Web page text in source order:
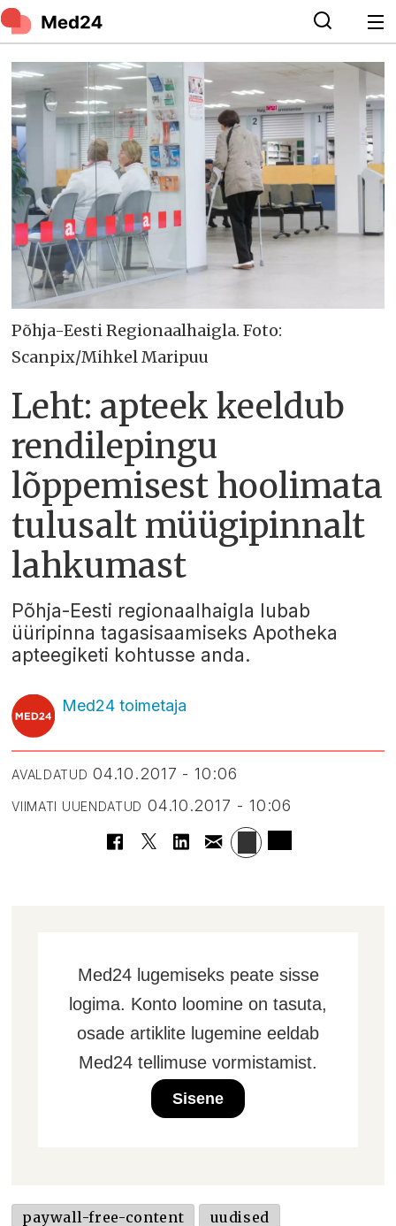
Põhja-Eesti Regionaalhaigla. Foto:
Scanpix/Mihkel Maripuu
Leht: apteek keeldub
rendilepingu
lõppemisest hoolimata
tulusalt müügipinnalt
lahkumast
Põhja-Eesti regionaalhaigla lubab
üüripinna tagasisaamiseks Apotheka
apteegiketi kohtusse anda.
Med24 toimetaja
AVALDATUD 04.10.2017 - 10:06
VIIMATI UUENDATUD 04.10.2017 - 10:06
Med24 lugemiseks peate sisse
logima. Konto loomine on tasuta,
osade artiklite lugemine eeldab
Med24 tellimuse vormistamist.
Sisene
paywall-free-content uudised